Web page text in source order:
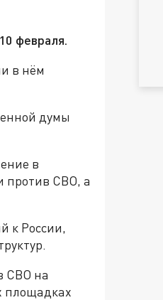
февраля.
в нём
думы
в
против СВО, а
к России,
СВО на
площадках